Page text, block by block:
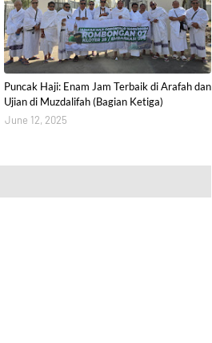
Puncak Haji: Enam Jam Terbaik di Arafah dan
Ujian di Muzdalifah (Bagian Ketiga)
June 12, 2025